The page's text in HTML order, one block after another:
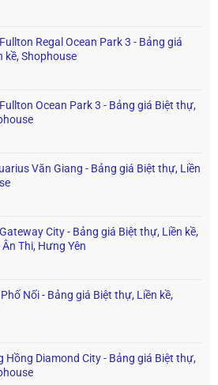
Regal Ocean Park 3 - Bảng giá
kề, Shophouse
Ocean Park 3 - Bảng giá Biệt thự,
Văn Giang - Bảng giá Biệt thự, Liền
City - Bảng giá Biệt thự, Liền kề,
Thi, Hưng Yên
Nối - Bảng giá Biệt thự, Liền kề,
Hồng Diamond City - Bảng giá Biệt thự,